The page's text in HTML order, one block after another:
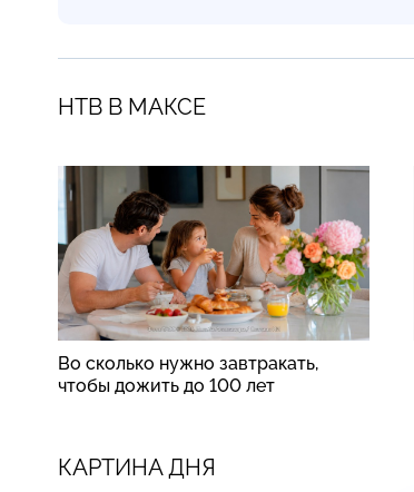
НТВ В МАКСЕ
Во сколько нужно завтракать,
чтобы дожить до 100 лет
КАРТИНА ДНЯ